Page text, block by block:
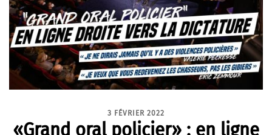
3 FÉVRIER 2022
«Grand oral policier» : en ligne